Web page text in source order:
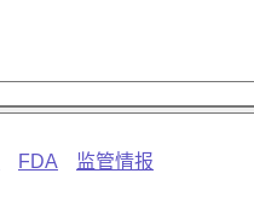
FDA 监管情报